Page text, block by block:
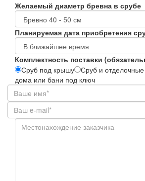
Желаемый диаметр бревна в срубе
Планируемая дата приобретения
Комплектность поставки
Сруб под крышу
Сруб и
дома или бани под ключ